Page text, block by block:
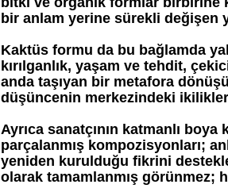
bir anlam yerine sürekli değişen
Kaktüs formu da bu bağlamda
kırılganlık, yaşam ve tehdit,
anda taşıyan bir metafora
düşüncenin merkezindeki
Ayrıca sanatçının katmanlı
parçalanmış kompozisyonları;
yeniden kurulduğu fikrini
olarak tamamlanmış görünmez;